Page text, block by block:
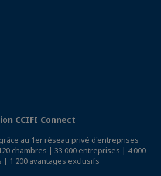
CCIFI Connect
au 1er réseau privé d'entreprises
chambres | 33 000 entreprises | 4 000
1 200 avantages exclusifs